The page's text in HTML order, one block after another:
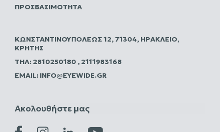
ΠΡΟΣΒΑΣΙΜΌΤΗΤΑ
ΚΩΝΣΤΑΝΤΙΝΟΥΠΌΛΕΩΣ 12, 71304, ΗΡΆΚΛΕΙΟ,
ΚΡΉΤΗΣ
ΤΗΛ: 2810250180 , 2111983168
EMAIL: INFO@EYEWIDE.GR
Ακολουθήστε μας